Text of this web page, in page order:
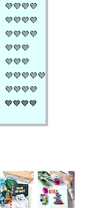
💜💜💜💜
💜💜💜💜
💜💜💜💜
💜💜💜
💜💜💜
💜💜💜💜💜
💜💜💜💜
💙💙💙💙